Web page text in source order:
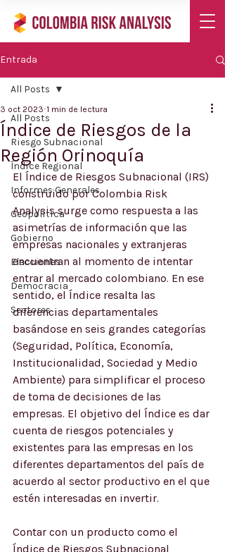
Entrada
All Posts
Riesgo Subnacional
Índice Regional
Informes Generales
Geopolítica
Gobierno
Elecciones
Democracia
Sectores
All Posts
Índice de Riesgos de la
Región Orinoquía
3 oct 2023 1 min de lectura
El Índice de Riesgos Subnacional (IRS)
construido por Colombia Risk
Analysis surge como respuesta a las
asimetrías de información que las
empresas nacionales y extranjeras
encuentran al momento de intentar
entrar al mercado colombiano. En ese
sentido, el Índice resalta las
diferencias departamentales
basándose en seis grandes categorías
(Seguridad, Política, Economía,
Institucionalidad, Sociedad y Medio
Ambiente) para simplificar el proceso
de toma de decisiones de las
empresas. El objetivo del Índice es dar
cuenta de riesgos potenciales y
existentes para las empresas en los
diferentes departamentos del país de
acuerdo al sector productivo en el que
estén interesadas en invertir.
Contar con un producto como el
Índice de Riesgos Subnacional